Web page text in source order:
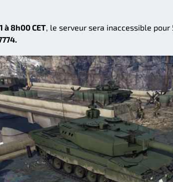
à 8h00 CET, le serveur sera inaccessible